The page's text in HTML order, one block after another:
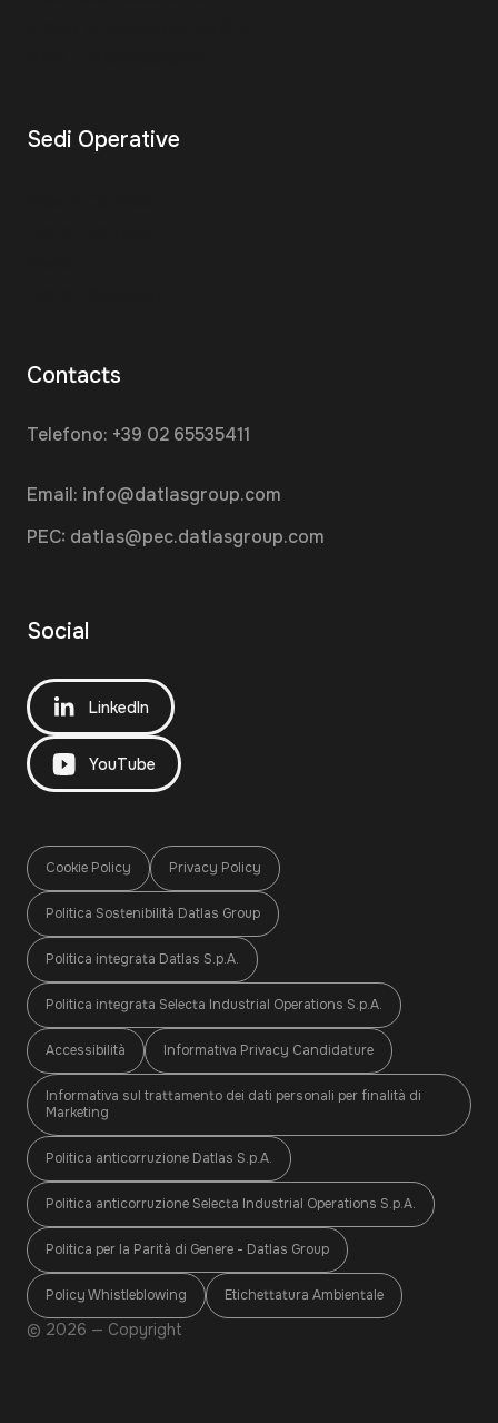
Sedi Operative
Contacts
Telefono: +39 02 65535411
Email: info@datlasgroup.com
PEC: datlas@pec.datlasgroup.com
Social
LinkedIn
YouTube
Cookie Policy Privacy Policy
Politica Sostenibilità Datlas Group
Politica integrata Datlas S.p.A.
Politica integrata Selecta Industrial Operations S.p.A.
Accessibilità Informativa Privacy Candidature
Informativa sul trattamento dei dati personali per finalità di
Marketing
Politica anticorruzione Datlas S.p.A.
Politica anticorruzione Selecta Industrial Operations S.p.A.
Politica per la Parità di Genere - Datlas Group
Policy Whistleblowing Etichettatura Ambientale
© 2026 — Copyright